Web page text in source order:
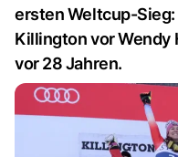
ersten Weltcup-
Killington vor Wendy
vor 28 Jahren.